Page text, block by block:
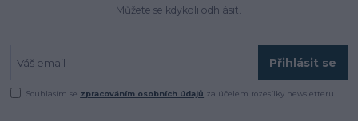
Můžete se kdykoli odhlásit.
Přihlásit se
Souhlasím se zpracováním osobních údajů za účelem rozesílky newsletteru.